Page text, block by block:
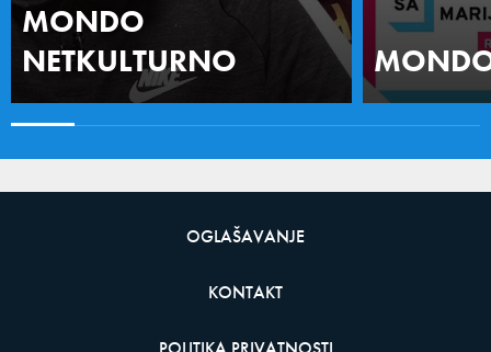
MONDO
NETKULTURNO
OGLAŠAVANJE
KONTAKT